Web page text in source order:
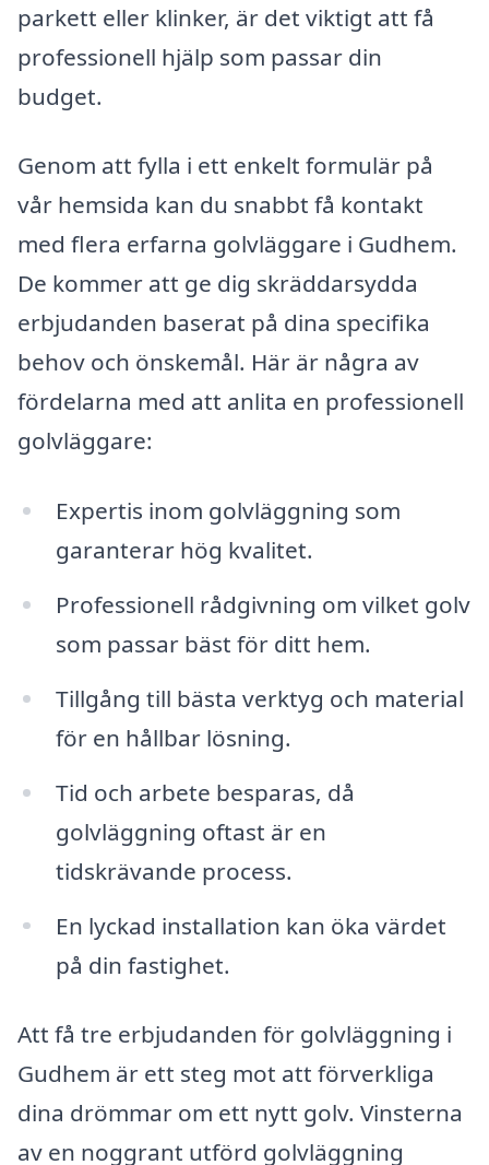
parkett eller klinker, är det viktigt att få
professionell hjälp som passar din
budget.
Genom att fylla i ett enkelt formulär på
vår hemsida kan du snabbt få kontakt
med flera erfarna golvläggare i Gudhem.
De kommer att ge dig skräddarsydda
erbjudanden baserat på dina specifika
behov och önskemål. Här är några av
fördelarna med att anlita en professionell
golvläggare:
Expertis inom golvläggning som
garanterar hög kvalitet.
Professionell rådgivning om vilket golv
som passar bäst för ditt hem.
Tillgång till bästa verktyg och material
för en hållbar lösning.
Tid och arbete besparas, då
golvläggning oftast är en
tidskrävande process.
En lyckad installation kan öka värdet
på din fastighet.
Att få tre erbjudanden för golvläggning i
Gudhem är ett steg mot att förverkliga
dina drömmar om ett nytt golv. Vinsterna
av en noggrant utförd golvläggning